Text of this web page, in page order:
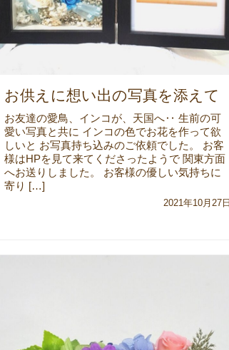
お供えに想い出の写真を添えて
お友達の愛鳥、インコが、天国へ‥ 生前の可
愛い写真と共に インコの色でお花を作って欲
しいと お写真持ち込みのご依頼でした。 お客
様はHPを見て来てくださったようで 関東方面
へお送りしました。 お客様の優しい気持ちに
寄り […]
2021年10月27